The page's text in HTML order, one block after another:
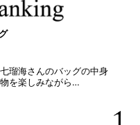
瑠海さんのバッグの中身
を楽しみながら…